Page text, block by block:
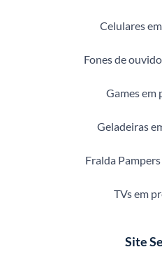
Celulares
Fones de
Games em
Geladeiras
Fralda
TVs em
Site